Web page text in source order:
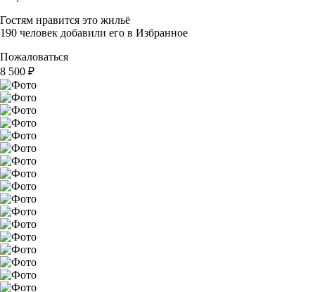
Гостям нравится это жильё
190 человек добавили его в Избранное
Пожаловаться
8 500 ₽